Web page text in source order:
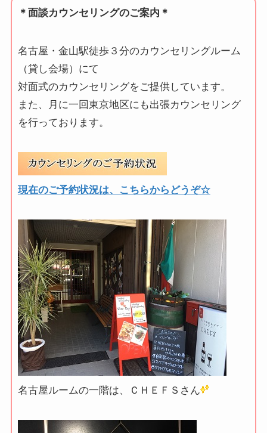
＊面談カウンセリングのご案内＊
名古屋・金山駅徒歩３分のカウンセリングルーム
（貸し会場）にて
対面式のカウンセリングをご提供しています。
また、月に一回東京地区にも出張カウンセリング
を行っております。
現在のご予約状況は、こちらからどうぞ☆
名古屋ルームの一階は、ＣＨＥＦＳさん